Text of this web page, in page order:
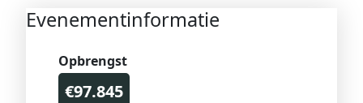
Evenementinformatie
Opbrengst
€97.845